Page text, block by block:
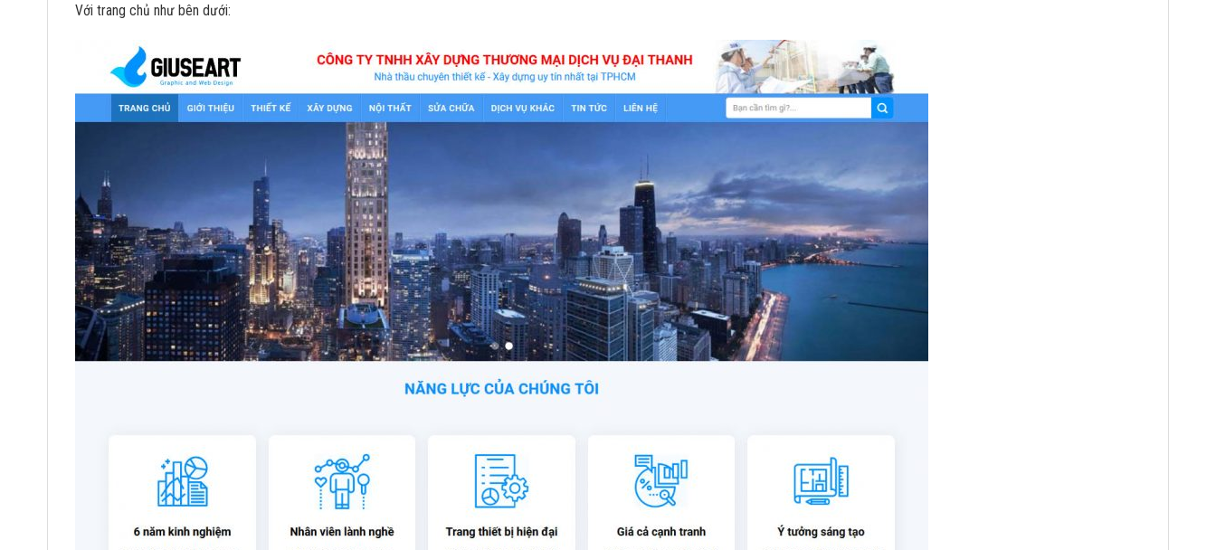
Với trang chủ như bên dưới: